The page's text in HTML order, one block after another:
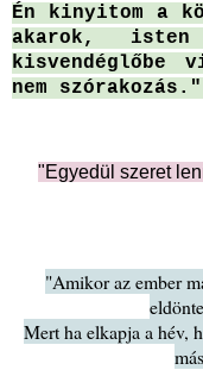
Én kinyitom a
akarok,
kisvendéglőbe
nem szórakozás."
"Egyedül szeret
"Amikor az ember
Mert ha elkapja a hév,